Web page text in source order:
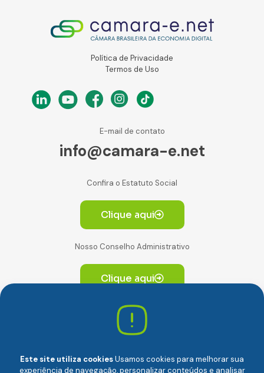
Política de Privacidade
Termos de Uso
E-mail de contato
info@camara-e.net
Confira o Estatuto Social
Clique aqui
Nosso Conselho Administrativo
Clique aqui
Av. Paulista, 2064. Conjunto 14, (Edifício Paulista) -
CEP 01310-928 Consolação – São Paulo/SP
Este site utiliza cookiesUsamos cookies para melhorar sua
experiência de navegação, personalizar conteúdos e analisar